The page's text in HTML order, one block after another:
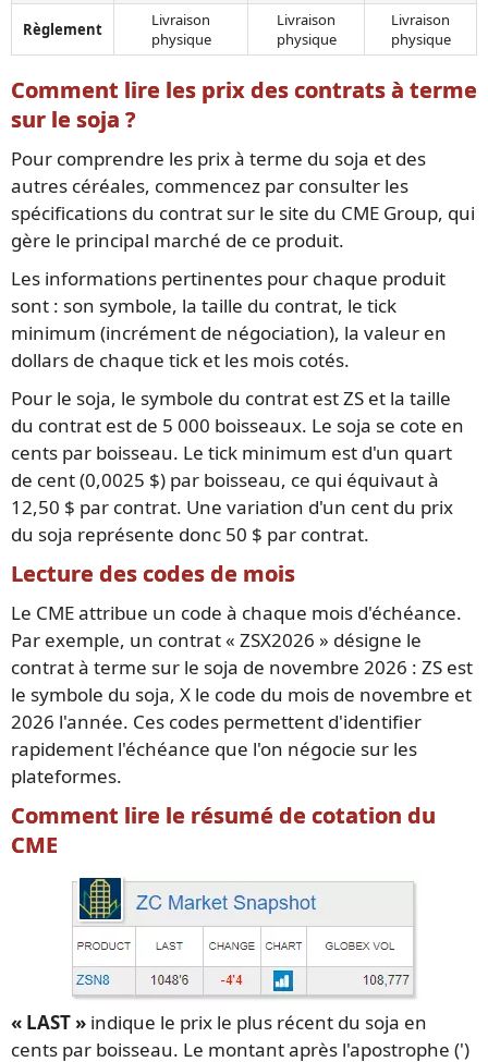
Règlement
Livraison
physique
Livraison
physique
Livraison
physique
Comment lire les prix des contrats à terme
sur le soja ?
Pour comprendre les prix à terme du soja et des
autres céréales, commencez par consulter les
spécifications du contrat sur le site du CME Group, qui
gère le principal marché de ce produit.
Les informations pertinentes pour chaque produit
sont : son symbole, la taille du contrat, le tick
minimum (incrément de négociation), la valeur en
dollars de chaque tick et les mois cotés.
Pour le soja, le symbole du contrat est ZS et la taille
du contrat est de 5 000 boisseaux. Le soja se cote en
cents par boisseau. Le tick minimum est d'un quart
de cent (0,0025 $) par boisseau, ce qui équivaut à
12,50 $ par contrat. Une variation d'un cent du prix
du soja représente donc 50 $ par contrat.
Lecture des codes de mois
Le CME attribue un code à chaque mois d'échéance.
Par exemple, un contrat « ZSX2026 » désigne le
contrat à terme sur le soja de novembre 2026 : ZS est
le symbole du soja, X le code du mois de novembre et
2026 l'année. Ces codes permettent d'identifier
rapidement l'échéance que l'on négocie sur les
plateformes.
Comment lire le résumé de cotation du
CME
« LAST » indique le prix le plus récent du soja en
cents par boisseau. Le montant après l'apostrophe (')